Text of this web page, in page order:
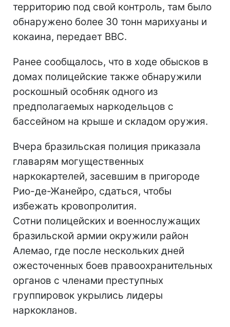
территорию под свой контроль, там было
обнаружено более 30 тонн марихуаны и
кокаина, передает BBC.
Ранее сообщалось, что в ходе обысков в
домах полицейские также обнаружили
роскошный особняк одного из
предполагаемых наркодельцов с
бассейном на крыше и складом оружия.
Вчера бразильская полиция приказала
главарям могущественных
наркокартелей, засевшим в пригороде
Рио-де-Жанейро, сдаться, чтобы
избежать кровопролития.
Сотни полицейских и военнослужащих
бразильской армии окружили район
Алемао, где после нескольких дней
ожесточенных боев правоохранительных
органов с членами преступных
группировок укрылись лидеры
наркокланов.